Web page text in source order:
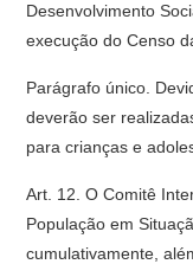
Desenvolvimento
execução do Censo
Parágrafo único.
deverão ser
para crianças e
Art. 12. O Comitê
População em
cumulativamente,